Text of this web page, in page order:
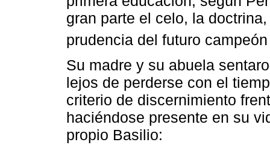
gran parte el celo, la
prudencia del futuro
Su madre y su abuela
lejos de perderse con el
criterio de discernimiento
haciéndose presente en su
propio Basilio: